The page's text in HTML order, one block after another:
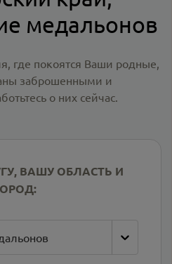
медальонов
где покоятся Ваши родные,
заброшенными и
о них сейчас.
ВАШУ ОБЛАСТЬ И